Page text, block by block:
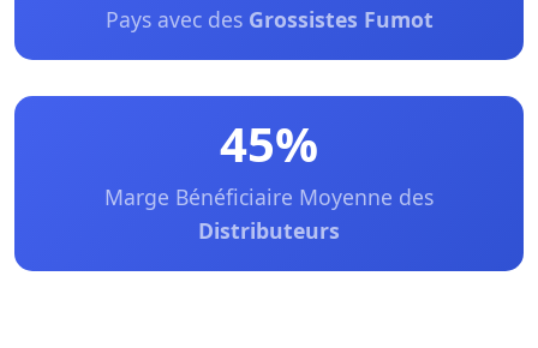
Pays avec des Grossistes Fumot
45%
Marge Bénéficiaire Moyenne des
Distributeurs